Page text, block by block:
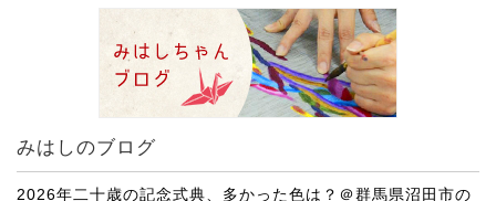
みはしのブログ
2026年二十歳の記念式典、多かった色は？＠群馬県沼田市の